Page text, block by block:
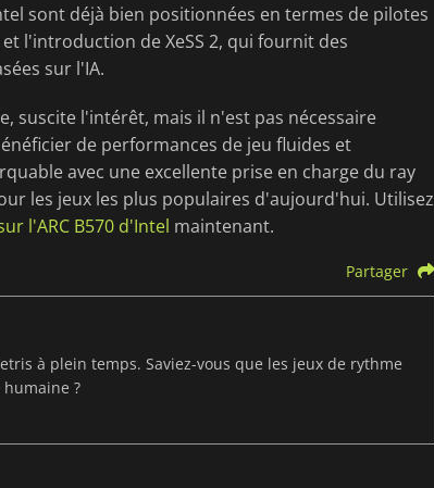
sont déjà bien positionnées en termes de pilotes
l'introduction de XeSS 2, qui fournit des
sur l'IA.
suscite l'intérêt, mais il n'est pas nécessaire
de performances de jeu fluides et
avec une excellente prise en charge du ray
les jeux les plus populaires d'aujourd'hui. Utilisez
l'ARC B570 d'Intel maintenant.
Partager
à plein temps. Saviez-vous que les jeux de rythme
?